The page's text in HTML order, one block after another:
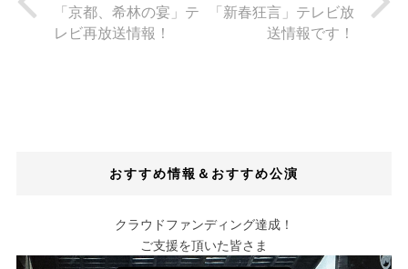
「京都、希林の宴」テ
レビ再放送情報！
「新春狂言」テレビ放
送情報です！
おすすめ情報＆おすすめ公演
クラウドファンディング達成！
ご支援を頂いた皆さま